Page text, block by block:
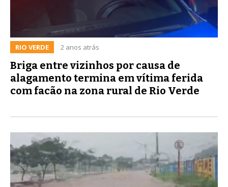
RIO VERDE 2 anos atrás
Briga entre vizinhos por causa de
alagamento termina em vítima ferida
com facão na zona rural de Rio Verde